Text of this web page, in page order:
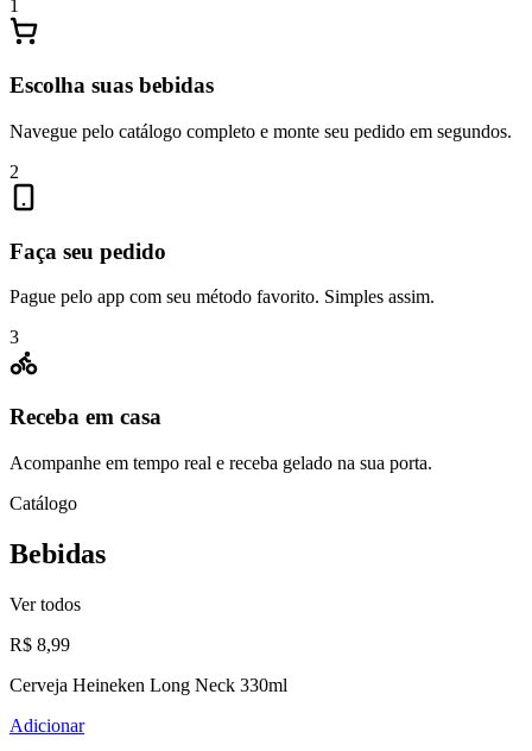
1
Escolha suas bebidas
Navegue pelo catálogo completo e monte seu pedido em segundos.
2
Faça seu pedido
Pague pelo app com seu método favorito. Simples assim.
3
Receba em casa
Acompanhe em tempo real e receba gelado na sua porta.
Catálogo
Bebidas
Ver todos
R$ 8,99
Cerveja Heineken Long Neck 330ml
Adicionar